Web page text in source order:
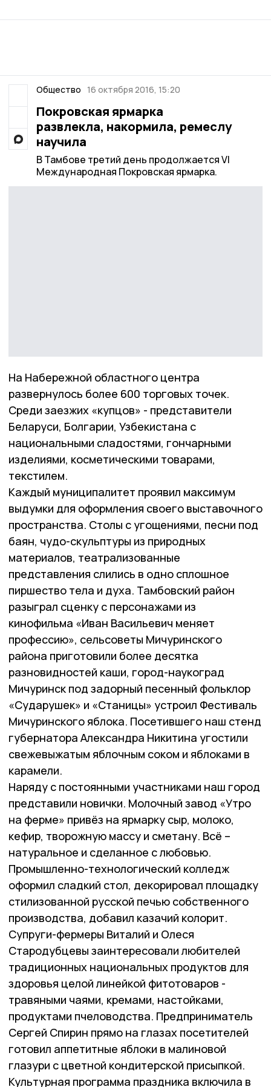
Общество 16 октября 2016, 15:20
Покровская ярмарка
развлекла, накормила, ремеслу
научила
В Тамбове третий день продолжается VI
Международная Покровская ярмарка.
На Набережной областного центра
развернулось более 600 торговых точек.
Среди заезжих «купцов» - представители
Беларуси, Болгарии, Узбекистана с
национальными сладостями, гончарными
изделиями, косметическими товарами,
текстилем.
Каждый муниципалитет проявил максимум
выдумки для оформления своего выставочного
пространства. Столы с угощениями, песни под
баян, чудо-скульптуры из природных
материалов, театрализованные
представления слились в одно сплошное
пиршество тела и духа. Тамбовский район
разыграл сценку с персонажами из
кинофильма «Иван Васильевич меняет
профессию», сельсоветы Мичуринского
района приготовили более десятка
разновидностей каши, город-наукоград
Мичуринск под задорный песенный фольклор
«Сударушек» и «Станицы» устроил Фестиваль
Мичуринского яблока. Посетившего наш стенд
губернатора Александра Никитина угостили
свежевыжатым яблочным соком и яблоками в
карамели.
Наряду с постоянными участниками наш город
представили новички. Молочный завод «Утро
на ферме» привёз на ярмарку сыр, молоко,
кефир, творожную массу и сметану. Всё –
натуральное и сделанное с любовью.
Промышленно-технологический колледж
оформил сладкий стол, декорировал площадку
стилизованной русской печью собственного
производства, добавил казачий колорит.
Супруги-фермеры Виталий и Олеся
Стародубцевы заинтересовали любителей
традиционных национальных продуктов для
здоровья целой линейкой фитотоваров -
травяными чаями, кремами, настойками,
продуктами пчеловодства. Предприниматель
Сергей Спирин прямо на глазах посетителей
готовил аппетитные яблоки в малиновой
глазури с цветной кондитерской присыпкой.
Культурная программа праздника включила в